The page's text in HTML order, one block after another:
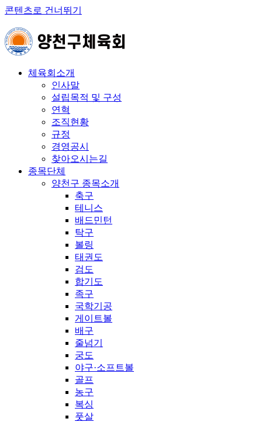
콘텐츠로 건너뛰기
체육회소개
인사말
설립목적 및 구성
연혁
조직현황
규정
경영공시
찾아오시는길
종목단체
양천구 종목소개
축구
테니스
배드민턴
탁구
볼링
태권도
검도
합기도
족구
국학기공
게이트볼
배구
줄넘기
궁도
야구·소프트볼
골프
농구
복싱
풋살